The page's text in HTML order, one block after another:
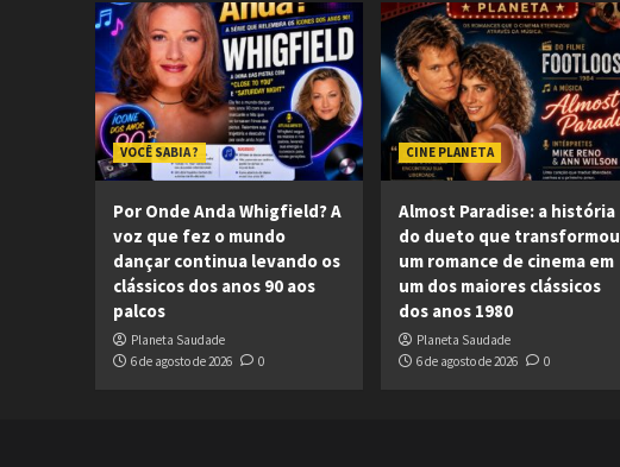
VOCÊ SABIA ?
Por Onde Anda Whigfield? A
voz que fez o mundo
dançar continua levando os
clássicos dos anos 90 aos
palcos
Planeta Saudade
6 de agosto de 2026
0
CINE PLANETA
Almost Paradise: a história
do dueto que transformou
um romance de cinema em
um dos maiores clássicos
dos anos 1980
Planeta Saudade
6 de agosto de 2026
0